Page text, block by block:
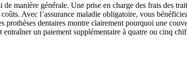
manière générale. Une prise en charge des frais des
Avec l’assurance maladie obligatoire, vous
prothèses dentaires montre clairement pourquoi une
un paiement supplémentaire à quatre ou cinq